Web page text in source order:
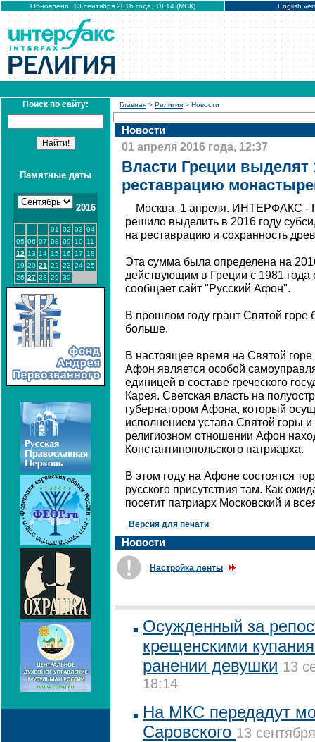
Обновлено: 13 сентября 2016 года, 18:14 (МСК) English
Поиск по сайту:
Памятные даты
2016
01 02 03 04
05 06 07 08 09 10
11
12 13 14 15 16 17
18
19 20 21 22 23 24 25
26 27 28 29 30
Главная > Религия > Новости
Новости
01 апреля 2016 года, 12:37
Власти Греции выделят
реставрацию
Москва. 1 апреля. ИНТЕРФАКС -
решило выделить в 2016 году
на реставрацию и сохранность
Эта сумма была определена на
действующим в Греции с 1981
сообщает сайт "Русский Афон".
В прошлом году грант Святой горе
больше.
В настоящее время на Святой
Афон является особой
единицей в составе греческого
Карея. Светская власть на
губернатором Афона, который
исполнением устава Святой горы
религиозном отношении Афон
Константинопольского патриарха.
В этом году на Афоне состоятся
русского присутствия там. Как
посетит патриарх Московский и
Версия для печати
Новости
Настройка ленты
Осужденный за
крещенскими
ранении девушки 13
18:14
На МКС передадут
Саровского 13